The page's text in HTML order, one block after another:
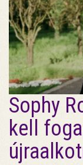
Sophy
kell